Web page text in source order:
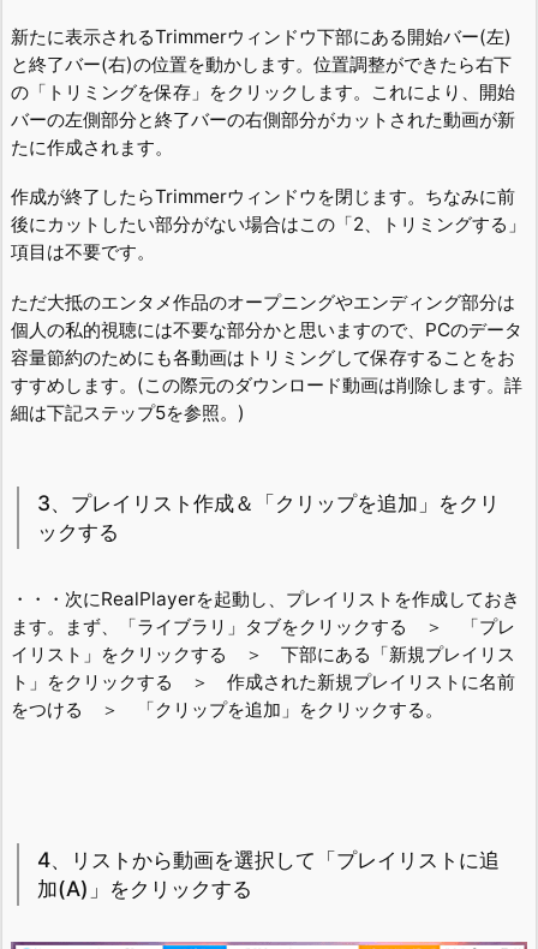
新たに表示されるTrimmerウィンドウ下部にある開始バー(左)
と終了バー(右)の位置を動かします。位置調整ができたら右下
の「トリミングを保存」をクリックします。これにより、開始
バーの左側部分と終了バーの右側部分がカットされた動画が新
たに作成されます。
作成が終了したらTrimmerウィンドウを閉じます。ちなみに前
後にカットしたい部分がない場合はこの「2、トリミングする」
項目は不要です。
ただ大抵のエンタメ作品のオープニングやエンディング部分は
個人の私的視聴には不要な部分かと思いますので、PCのデータ
容量節約のためにも各動画はトリミングして保存することをお
すすめします。(この際元のダウンロード動画は削除します。詳
細は下記ステップ5を参照。)
3、プレイリスト作成＆「クリップを追加」をクリ
ックする
・・・次にRealPlayerを起動し、プレイリストを作成しておき
ます。まず、「ライブラリ」タブをクリックする ＞ 「プレ
イリスト」をクリックする ＞ 下部にある「新規プレイリス
ト」をクリックする ＞ 作成された新規プレイリストに名前
をつける ＞ 「クリップを追加」をクリックする。
4、リストから動画を選択して「プレイリストに追
加(A)」をクリックする